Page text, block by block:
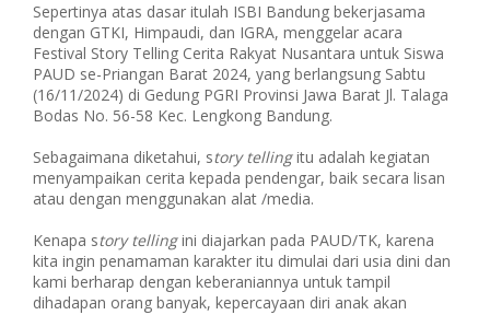
Sepertinya atas dasar itulah ISBI Bandung bekerjasama
dengan GTKI, Himpaudi, dan IGRA, menggelar acara
Festival Story Telling Cerita Rakyat Nusantara untuk Siswa
PAUD se-Priangan Barat 2024, yang berlangsung Sabtu
(16/11/2024) di Gedung PGRI Provinsi Jawa Barat Jl. Talaga
Bodas No. 56-58 Kec. Lengkong Bandung.
Sebagaimana diketahui, story tellingitu adalah kegiatan
menyampaikan cerita kepada pendengar, baik secara lisan
atau dengan menggunakan alat /media.
Kenapa story tellingini diajarkan pada PAUD/TK, karena
kita ingin penamaman karakter itu dimulai dari usia dini dan
kami berharap dengan keberaniannya untuk tampil
dihadapan orang banyak, kepercayaan diri anak akan